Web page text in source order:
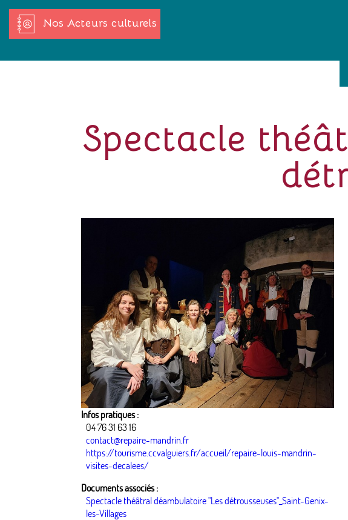
Nos Acteurs culturels
Spectacle
Infos pratiques :
04 76 31 63 16
contact@repaire-mandrin.fr
https://tourisme.ccvalguiers.fr/accueil/repaire-louis-mandrin-
visites-decalees/
Documents associés :
Spectacle théâtral déambulatoire "Les détrousseuses"_Saint-Genix-
les-Villages